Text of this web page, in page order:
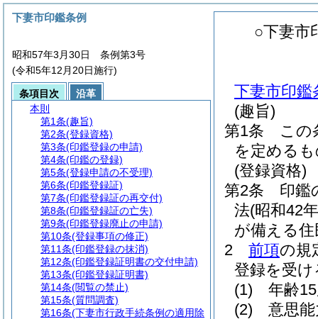
○下妻市
下妻市印鑑
(趣旨)
第1条
この
を定める
(登録資格)
第2条
印鑑
法(昭和42
が備える
2
前項の規
登録を受
(1)
年齢
(2)
意思
下妻市印鑑条例
昭和57年3月30日 条例第3号
(令和5年12月20日施行)
条項目次
沿革
本則
第1条(趣旨)
第2条(登録資格)
第3条(印鑑登録の申請)
第4条(印鑑の登録)
第5条(登録申請の不受理)
第6条(印鑑登録証)
第7条(印鑑登録証の再交付)
第8条(印鑑登録証の亡失)
第9条(印鑑登録廃止の申請)
第10条(登録事項の修正)
第11条(印鑑登録の抹消)
第12条(印鑑登録証明書の交付申請)
第13条(印鑑登録証明書)
第14条(閲覧の禁止)
第15条(質問調査)
第16条(下妻市行政手続条例の適用除